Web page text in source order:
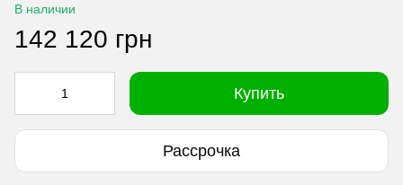
В наличии
142 120 грн
Купить
Рассрочка